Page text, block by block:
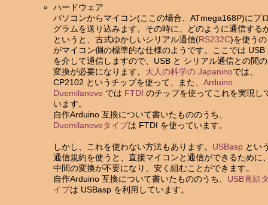
ハードウェア
パソコンからマイコン(ここの場合、ATmega168P)にプ
グラムを送り込みます。その時に、どのように通信する
というと、古式ゆかしいシリアル通信(RS232C)を使うの
がマイコン側の標準的な仕様のようです。ここでは USB
を介して通信しますので、USB と シリアル通信との間の
変換が必要になります。 大人の科学の Japaninoでは、
CP2102 というチップを使って、また、 Arduino
Duemilanove では FTDI のチップを使ってこれを実現し
います。
自作Arduino 互換について書いたもののうち、
Duemilanoveタイプは FTDI を使っています。
しかし、これを使わない方法もあります。 USBaspとい
通信規約を使うと、直接マイコンと通信ができるために
中間の変換が不要になり、安く組むことができます。
自作Arduino 互換について書いたもののうち、 USB直結
イプは USBasp を利用しています。